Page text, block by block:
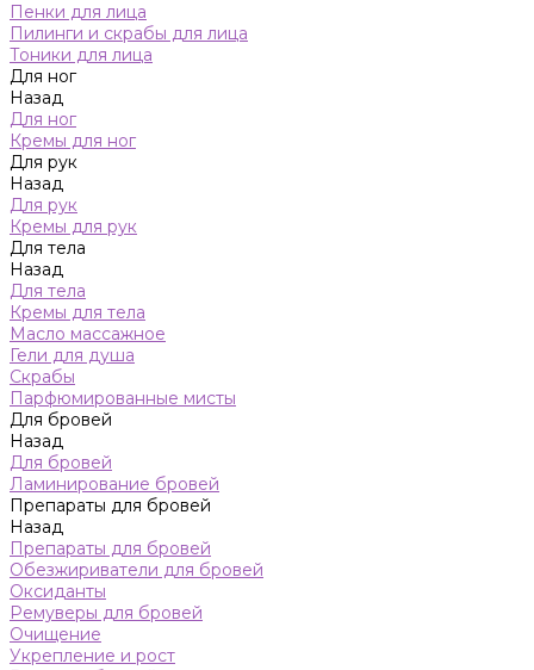
Пенки для лица
Пилинги и скрабы для лица
Тоники для лица
Для ног
Назад
Для ног
Кремы для ног
Для рук
Назад
Для рук
Кремы для рук
Для тела
Назад
Для тела
Кремы для тела
Масло массажное
Гели для душа
Скрабы
Парфюмированные мисты
Для бровей
Назад
Для бровей
Ламинирование бровей
Препараты для бровей
Назад
Препараты для бровей
Обезжириватели для бровей
Оксиданты
Ремуверы для бровей
Очищение
Укрепление и рост